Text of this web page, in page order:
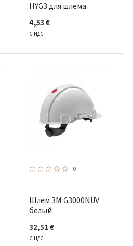
HYG3 для шлема
4,53 €
С НДС
0
Шлем 3M G3000NUV
белый
32,51 €
С НДС